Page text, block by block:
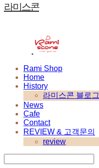
라미스콘
Rami Shop
Home
History
라미스콘 블로그
News
Cafe
Contact
REVIEW & 고객문의
review